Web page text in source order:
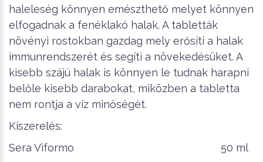
haleleség könnyen emészthető melyet könnyen
elfogadnak a fenéklakó halak. A tabletták
növényi rostokban gazdag mely erősíti a halak
immunrendszerét és segíti a növekedésüket. A
kisebb szájú halak is könnyen le tudnak harapni
belőle kisebb darabokat, miközben a tabletta
nem rontja a víz minőségét.
Kiszerelés:
Sera Viformo 50 ml